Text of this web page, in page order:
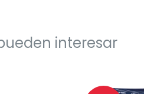
interesar